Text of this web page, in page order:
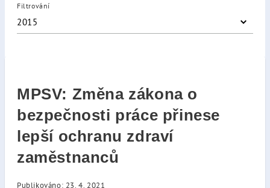
Filtrování
2015
MPSV: Změna zákona o
bezpečnosti práce přinese
lepší ochranu zdraví
zaměstnanců
Publikováno: 23. 4. 2021